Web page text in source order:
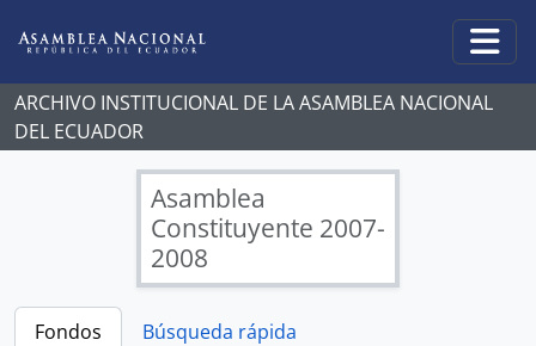
ARCHIVO INSTITUCIONAL DE LA ASAMBLEA NACIONAL
DEL ECUADOR
Asamblea
Constituyente 2007-
2008
Fondos
Búsqueda rápida